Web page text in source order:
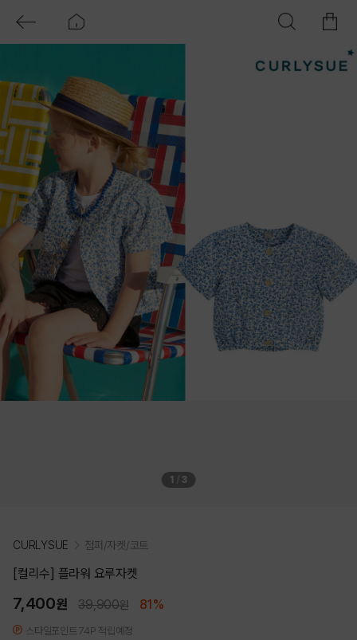
1 3
CURLYSUE 점퍼/자켓/코트
[컬리수] 플라워 요루자켓
7,400원 39,900원 81%
스타일포인트 74P 적립예정